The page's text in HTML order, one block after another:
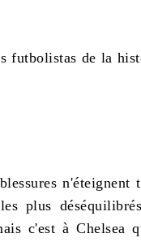
n'éteignent
plus
c'est à Chelsea